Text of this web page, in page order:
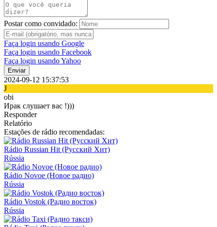
Postar como convidado:
Faça login usando Google
Faça login usando Facebook
Faça login usando Yahoo
Enviar
2024-09-12 15:37:53
J
obi
Ирак слушает вас !)))
Responder
Relatório
Estações de rádio recomendadas:
Rádio Russian Hit (Русский Хит)
Rússia
Rádio Novoe (Новое радио)
Rússia
Rádio Vostok (Радио восток)
Rússia